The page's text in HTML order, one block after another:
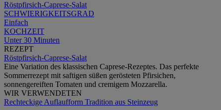
Röstpfirsich-Caprese-Salat
SCHWIERIGKEITSGRAD
Einfach
KOCHZEIT
Unter 30 Minuten
REZEPT
Röstpfirsich-Caprese-Salat
Eine Variation des klassischen Caprese-Rezeptes. Das perfekte
Sommerrezept mit saftigen süßen gerösteten Pfirsichen,
sonnengereiften Tomaten und cremigem Mozzarella.
WIR VERWENDETEN
Rechteckige Auflaufform Tradition aus Steinzeug